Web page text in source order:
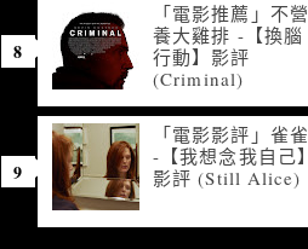
「電影推薦」不營
養大雞排 -【換腦
行動】影評
(Criminal)
「電影影評」雀雀
-【我想念我自己】
影評 (Still Alice)